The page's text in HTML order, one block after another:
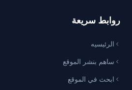
روابط سريعة
الرئيسيه
ساهم بنشر الموقع
ابحث في الموقع